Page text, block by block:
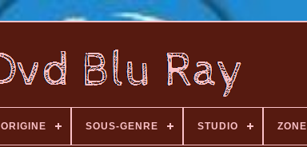
ORIGINE SOUS-GENRE STUDIO ZONE